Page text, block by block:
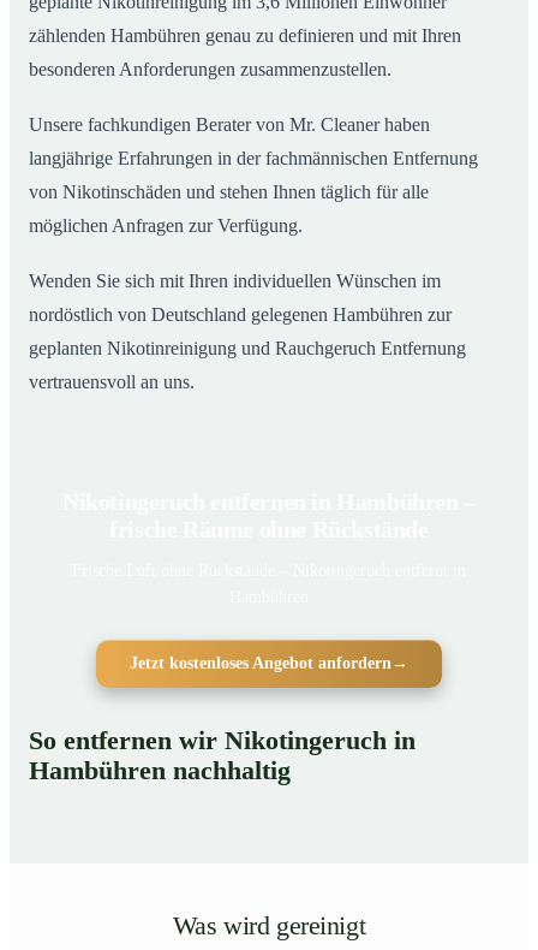
zählenden Hambühren genau zu definieren und mit Ihren
besonderen Anforderungen zusammenzustellen.
Unsere fachkundigen Berater von Mr. Cleaner haben
langjährige Erfahrungen in der fachmännischen Entfernung
von Nikotinschäden und stehen Ihnen täglich für alle
möglichen Anfragen zur Verfügung.
Wenden Sie sich mit Ihren individuellen Wünschen im
nordöstlich von Deutschland gelegenen Hambühren zur
geplanten Nikotinreinigung und Rauchgeruch Entfernung
vertrauensvoll an uns.
Jetzt kostenloses Angebot anfordern →
So entfernen wir Nikotingeruch in
Hambühren nachhaltig
Was wird gereinigt